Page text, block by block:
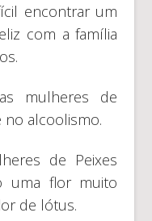
encontrar um
com a família
mulheres de
no alcoolismo.
de Peixes
uma flor muito
de lótus.